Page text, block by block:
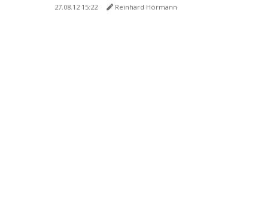
27.08.12 15:22 Reinhard Hörmann